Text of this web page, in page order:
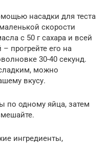
насадки для теста
скорости
с 50 г сахара и всей
прогрейте его на
30-40 секунд.
можно
вкусу.
по одному яйца, затем
ингредиенты,